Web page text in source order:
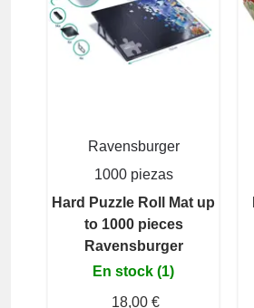
Ravensburger
1000 piezas
Hard Puzzle Roll Mat up
to 1000 pieces
Ravensburger
En stock (1)
18,00 €